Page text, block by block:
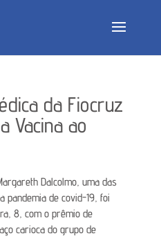
da Fiocruz
Vacina ao
Dalcolmo, uma das
pandemia de covid-19, foi
8, com o prêmio de
carioca do grupo de